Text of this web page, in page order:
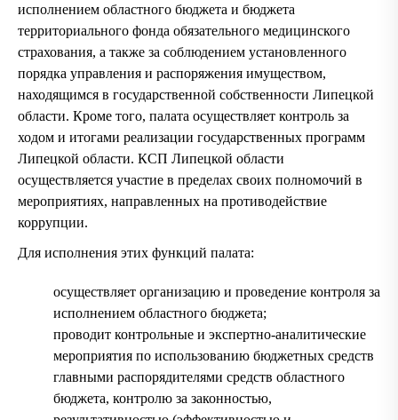
исполнением областного бюджета и бюджета
территориального фонда обязательного медицинского
страхования, а также за соблюдением установленного
порядка управления и распоряжения имуществом,
находящимся в государственной собственности Липецкой
области. Кроме того, палата осуществляет контроль за
ходом и итогами реализации государственных программ
Липецкой области. КСП Липецкой области
осуществляется участие в пределах своих полномочий в
мероприятиях, направленных на противодействие
коррупции.
Для исполнения этих функций палата:
осуществляет организацию и проведение контроля за
исполнением областного бюджета;
проводит контрольные и экспертно-аналитические
мероприятия по использованию бюджетных средств
главными распорядителями средств областного
бюджета, контролю за законностью,